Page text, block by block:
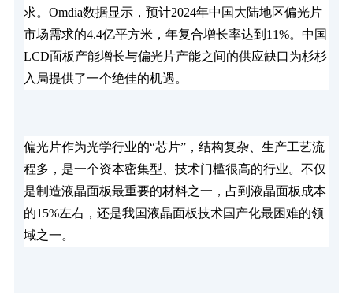
求。Omdia数据显示，预计2024年中国大陆地区偏光片
市场需求的4.4亿平方米，年复合增长率达到11%。中国
LCD面板产能增长与偏光片产能之间的供应缺口为杉杉
入局提供了一个绝佳的机遇。
偏光片作为光学行业的“芯片”，结构复杂、生产工艺流
程多，是一个资本密集型、技术门槛很高的行业。不仅
是制造液晶面板最重要的材料之一，占到液晶面板成本
的15%左右，还是我国液晶面板技术国产化最困难的领
域之一。